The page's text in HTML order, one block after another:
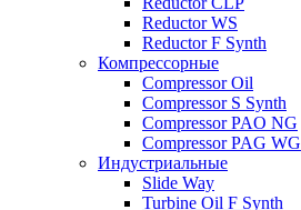
Reductor WS
Reductor F Synth
Компрессорные
Compressor Oil
Compressor S Synth
Compressor PAO NG
Compressor PAG WG
Индустриальные
Slide Way
Turbine Oil F Synth